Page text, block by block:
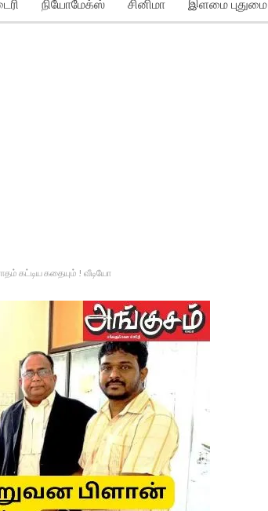
நியோமேக்ஸ் சினிமா இளமை புதுமை
கட்டிய கதையும் ! வீடியோ